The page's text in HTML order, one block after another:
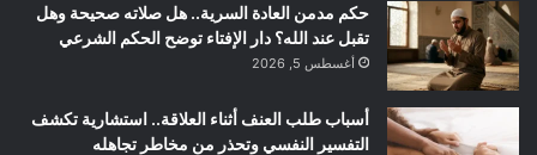
حكم مدمن العادة السرية.. هل صلاته صحيحة وهل
تقبل عند الله؟ دار الإفتاء توضح الحكم الشرعي
أغسطس 5, 2026
أسباب طلب العنف أثناء العلاقة.. استشارية تكشف
التفسير النفسي وتحذر من مخاطر تجاهله